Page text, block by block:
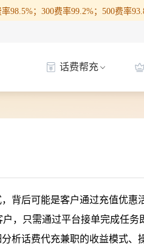
；300费率99.2%；500费率
话费帮充
背后可能是客户通过充值优惠
，只需通过平台接单完成任
析话费代充兼职的收益模式